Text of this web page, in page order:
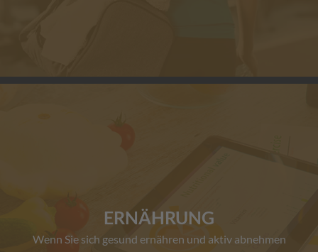
ERNÄHRUNG
Wenn Sie sich gesund ernähren und aktiv abnehmen